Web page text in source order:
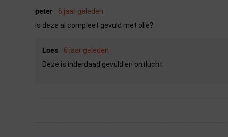
peter
6 jaar geleden
Is deze al compleet gevuld met olie?
Loes
6 jaar geleden
Deze is inderdaad gevuld en ontlucht.